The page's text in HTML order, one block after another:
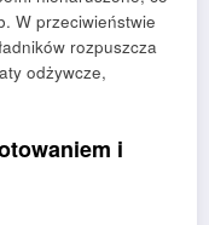
W przeciwieństwie
rozpuszcza
odżywcze,
i